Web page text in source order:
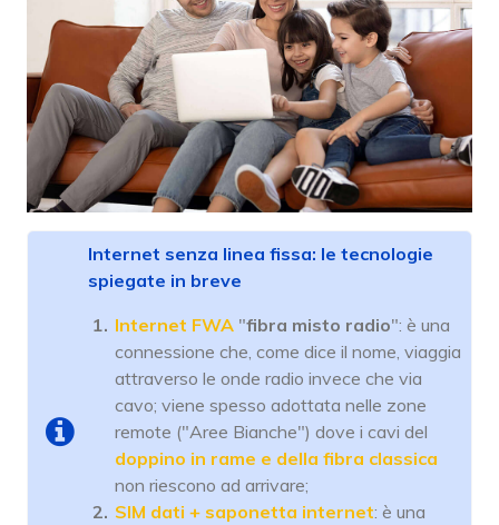
Internet senza linea fissa: le tecnologie
spiegate in breve
Internet FWA "fibra misto radio": è una
connessione che, come dice il nome, viaggia
attraverso le onde radio invece che via
cavo; viene spesso adottata nelle zone
remote ("Aree Bianche") dove i cavi del
doppino in rame e della fibra classica
non riescono ad arrivare;
SIM dati + saponetta internet: è una